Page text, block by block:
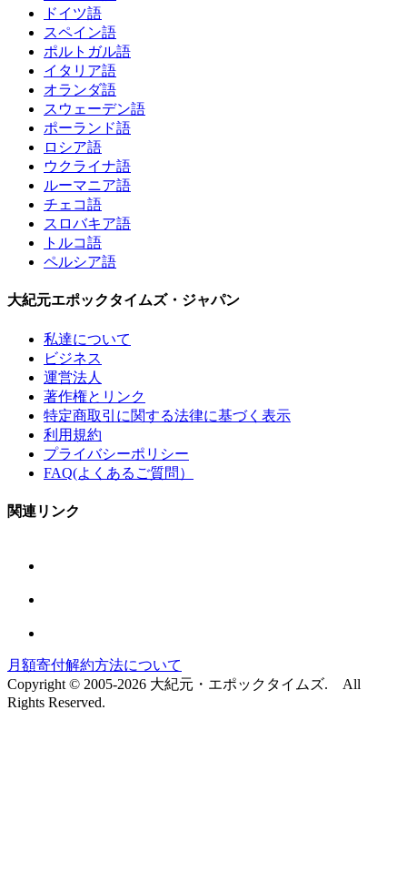
ドイツ語
スペイン語
ポルトガル語
イタリア語
オランダ語
スウェーデン語
ポーランド語
ロシア語
ウクライナ語
ルーマニア語
チェコ語
スロバキア語
トルコ語
ペルシア語
大紀元エポックタイムズ・ジャパン
私達について
ビジネス
運営法人
著作権とリンク
特定商取引に関する法律に基づく表示
利用規約
プライバシーポリシー
FAQ(よくあるご質問）
関連リンク
月額寄付解約方法について
Copyright © 2005-2026 大紀元・エポックタイムズ. All
Rights Reserved.